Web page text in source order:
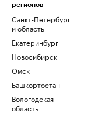
регионов
Санкт-Петербург
и область
Екатеринбург
Новосибирск
Омск
Башкортостан
Вологодская
область